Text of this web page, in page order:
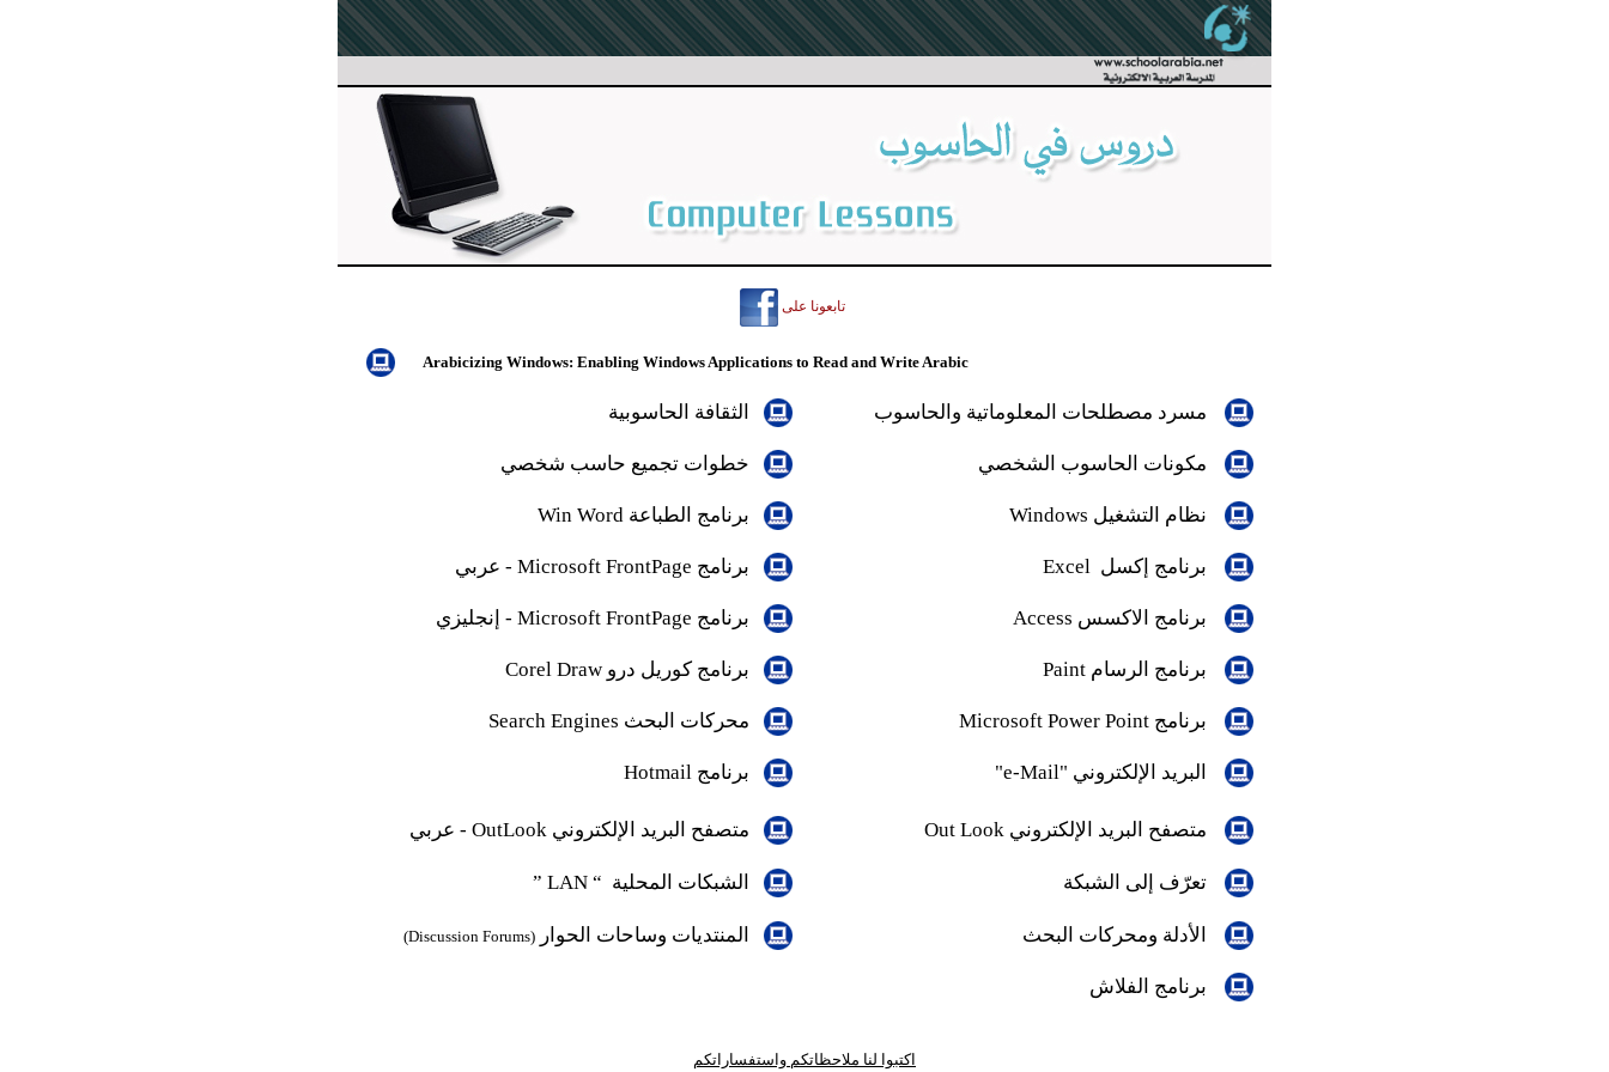
تابعونا على
Arabicizing Windows: Enabling Windows Applications to Read and Write Arabic
الثقافة الحاسوبية مسرد مصطلحات المعلوماتية والحاسوب
خطوات تجميع حاسب شخصي مكونات الحاسوب الشخصي
برنامج الطباعة Win Word نظام التشغيل Windows
برنامج Microsoft FrontPage
- عربي برنامج إكسل Excel
برنامج Microsoft FrontPage
- إنجليزي برنامج الاكسس Access
برنامج كوريل درو Corel Draw برنامج الرسام Paint
محركات البحث Search Engines برنامج Microsoft Power Point
برنامج Hotmail البريد الإلكتروني "e-Mail
"
متصفح البريد الإلكتروني OutLook - عربي متصفح البريد الإلكتروني Out Look
الشبكات المحلية “
LAN
” تعرّف إلى الشبكة
المنتديات وساحات الحوار (
Discussion Forums
) الأدلة ومحركات البحث
برنامج الفلاش
اكتبوا لنا ملاحظاتكم واستفساراتكم